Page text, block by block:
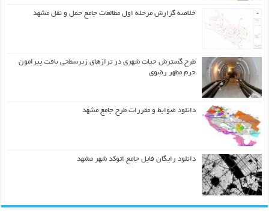
خلاصه گزارش مرحله اول مطالعات جامع حمل و نقل مشهد
طرح گسترش حیات شهري در ترازهاي زیرسطحی بافت پیرامون
حرم مطهر رضوي
دانلود ضوابط و مقررات طرح جامع مشهد
دانلود رایگان فایل جامع اتوکد شهر مشهد